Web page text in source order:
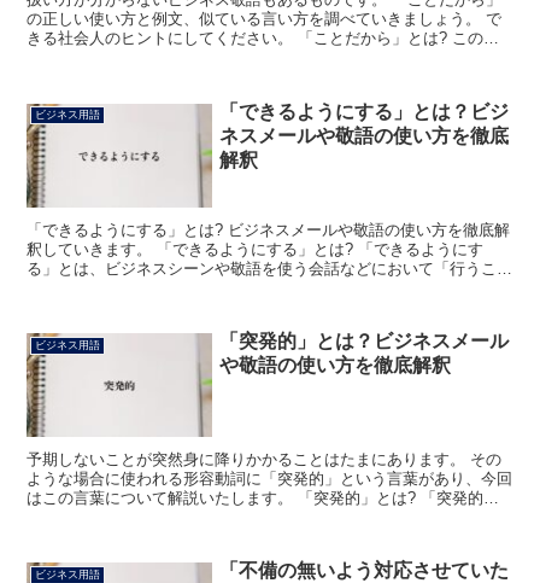
の正しい使い方と例文、似ている言い方を調べていきましょう。 で
きる社会人のヒントにしてください。 「ことだから」とは? この場
ビジネス用語
「できるようにする」とは？ビジ
ネスメールや敬語の使い方を徹底
解釈
「できるようにする」とは? ビジネスメールや敬語の使い方を徹底解
釈していきます。 「できるようにする」とは? 「できるようにす
る」とは、ビジネスシーンや敬語を使う会話などにおいて「行うこと
ビジネス用語
「突発的」とは？ビジネスメール
や敬語の使い方を徹底解釈
予期しないことが突然身に降りかかることはたまにあります。 その
ような場合に使われる形容動詞に「突発的」という言葉があり、今回
はこの言葉について解説いたします。 「突発的」とは? 「突発的」
ビジネス用語
「不備の無いよう対応させていた